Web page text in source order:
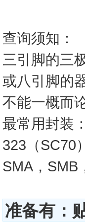
查询须知：
三引脚的三
或八引脚的
不能一概而
最常用封装
323（SC70
SMA，SMB
准备有：